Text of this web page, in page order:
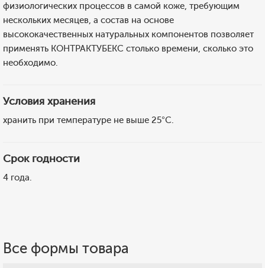
физиологических процессов в самой коже, требующим
нескольких месяцев, а состав на основе
высококачественных натуральных компонентов позволяет
применять КОНТРАКТУБЕКС столько времени, сколько это
необходимо.
Условия хранения
хранить при температуре не выше 25°C.
Срок годности
4 года.
Все формы товара